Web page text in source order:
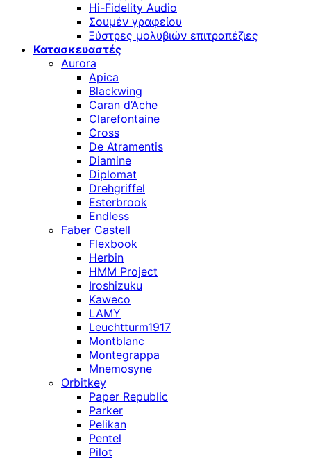
Hi-Fidelity Audio
Σουμέν γραφείου
Ξύστρες μολυβιών επιτραπέζιες
Κατασκευαστές
Aurora
Apica
Blackwing
Caran d’Ache
Clarefontaine
Cross
De Atramentis
Diamine
Diplomat
Drehgriffel
Esterbrook
Endless
Faber Castell
Flexbook
Herbin
HMM Project
Iroshizuku
Kaweco
LAMY
Leuchtturm1917
Montblanc
Montegrappa
Mnemosyne
Orbitkey
Paper Republic
Parker
Pelikan
Pentel
Pilot